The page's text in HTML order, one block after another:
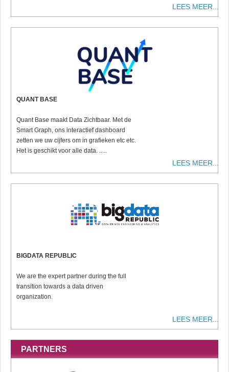
LEES MEER...
QUANT BASE
Quant Base maakt Data Zichtbaar. Met de
Smart Graph, ons interactief dashboard
zetten we uw cijfers om in grafieken etc etc.
Het is geschikt voor alle data. .....
LEES MEER...
BIGDATA REPUBLIC
We are the expert partner during the full
transition towards a data driven
organization.
LEES MEER...
PARTNERS